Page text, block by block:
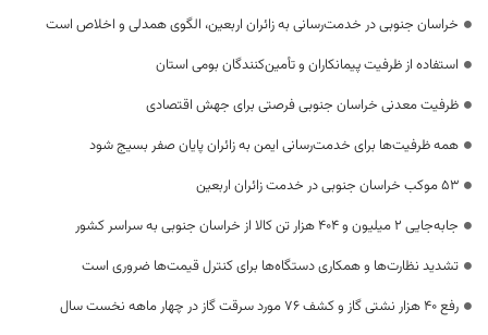
خراسان جنوبی در خدمت‌رسانی به زائران اربعین، الگوی همدلی و اخلاص است
استفاده از ظرفیت پیمانکاران و تأمین‌کنندگان بومی استان
ظرفیت معدنی خراسان جنوبی فرصتی برای جهش اقتصادی
همه ظرفیت‌ها برای خدمت‌رسانی ایمن به زائران پایان صفر بسیج شود
53 موکب خراسان جنوبی در خدمت زائران اربعین
جابه‌جایی 2 میلیون و 404 هزار تن کالا از خراسان جنوبی به سراسر کشور
تشدید نظارت‌ها و همکاری دستگاه‌ها برای کنترل قیمت‌ها ضروری است
رفع 40 هزار نشتی گاز و کشف 76 مورد سرقت گاز در چهار ماهه نخست سال